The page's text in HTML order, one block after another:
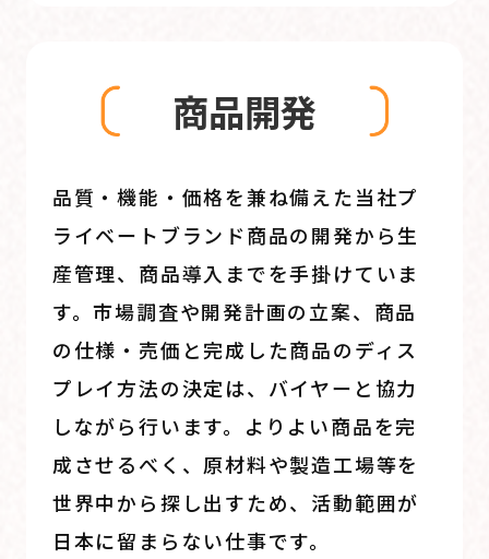
商品開発
品質・機能・価格を兼ね備えた当社プ
ライベートブランド商品の開発から生
産管理、商品導入までを手掛けていま
す。市場調査や開発計画の立案、商品
の仕様・売価と完成した商品のディス
プレイ方法の決定は、バイヤーと協力
しながら行います。よりよい商品を完
成させるべく、原材料や製造工場等を
世界中から探し出すため、活動範囲が
日本に留まらない仕事です。